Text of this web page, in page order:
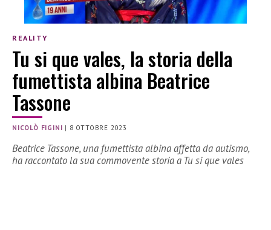
REALITY
Tu si que vales, la storia della
fumettista albina Beatrice
Tassone
NICOLÒ FIGINI | 8 OTTOBRE 2023
Beatrice Tassone, una fumettista albina affetta da autismo,
ha raccontato la sua commovente storia a Tu si que vales